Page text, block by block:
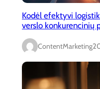
Kodėl efektyvi
verslo konkurencinių
ContentMarketing